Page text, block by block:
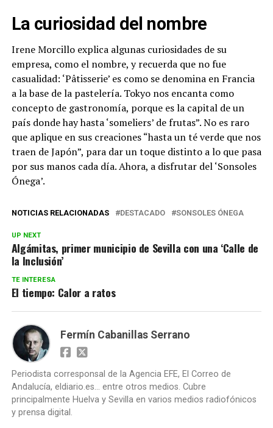
La curiosidad del nombre
Irene Morcillo explica algunas curiosidades de su
empresa, como el nombre, y recuerda que no fue
casualidad: ‘Pâtisserie’ es como se denomina en Francia
a la base de la pastelería. Tokyo nos encanta como
concepto de gastronomía, porque es la capital de un
país donde hay hasta ‘someliers’ de frutas”. No es raro
que aplique en sus creaciones “hasta un té verde que nos
traen de Japón”, para dar un toque distinto a lo que pasa
por sus manos cada día. Ahora, a disfrutar del ‘Sonsoles
Ónega’.
NOTICIAS RELACIONADAS DESTACADO SONSOLES ÓNEGA
UP NEXT
Algámitas, primer municipio de Sevilla con una ‘Calle de
la Inclusión’
TE INTERESA
El tiempo: Calor a ratos
Fermín Cabanillas Serrano
Periodista corresponsal de la Agencia EFE, El Correo de
Andalucía, eldiario.es... entre otros medios. Cubre
principalmente Huelva y Sevilla en varios medios radiofónicos
y prensa digital.